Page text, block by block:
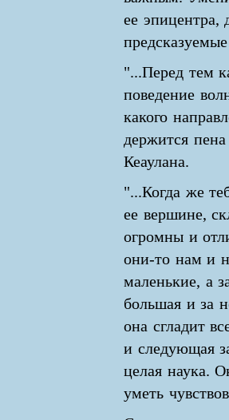
ее эпицентра,
"...Перед тем
поведение
какого
держится
Кеаулана.
"...Когда же
ее вершине,
огромны и
они-то нам и
маленькие, а
большая и за
она сгладит
и следующая
целая наука.
уметь